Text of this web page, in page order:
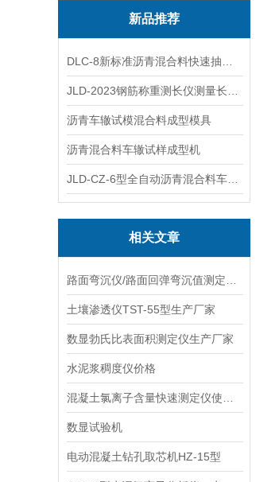
新品推荐
沥青车辙试模混合料成型模具
沥青混合料车辙试样成型机
相关文章
土壤渗透仪TST-55型生产厂家
数显勃氏比表面积测定仪生产厂家
水泥浆稠度仪价格
数显试验机
电动混凝土钻孔取芯机HZ-15型